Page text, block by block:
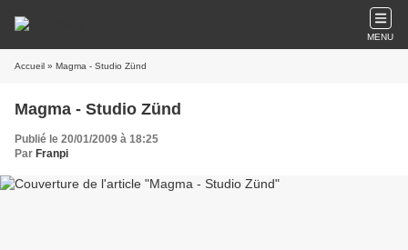
MENU
Accueil » Magma - Studio Zünd
Magma - Studio Zünd
Publié le 20/01/2009 à 18:25
Par Franpi